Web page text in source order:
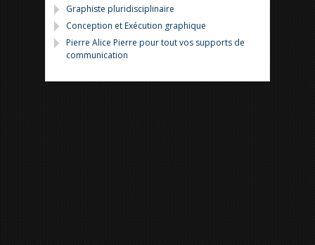
Graphiste pluridisciplinaire
Conception et Exécution graphique
Pierre Alice Pierre pour tout vos supports de
communication